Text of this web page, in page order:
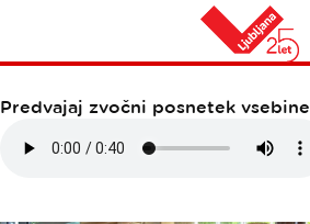
Domov
TRGOVINA RIFUZL
Predvajaj zvočni posnetek vsebine